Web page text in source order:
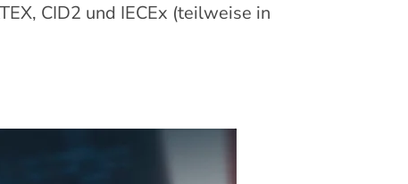
CID2 und IECEx (teilweise in